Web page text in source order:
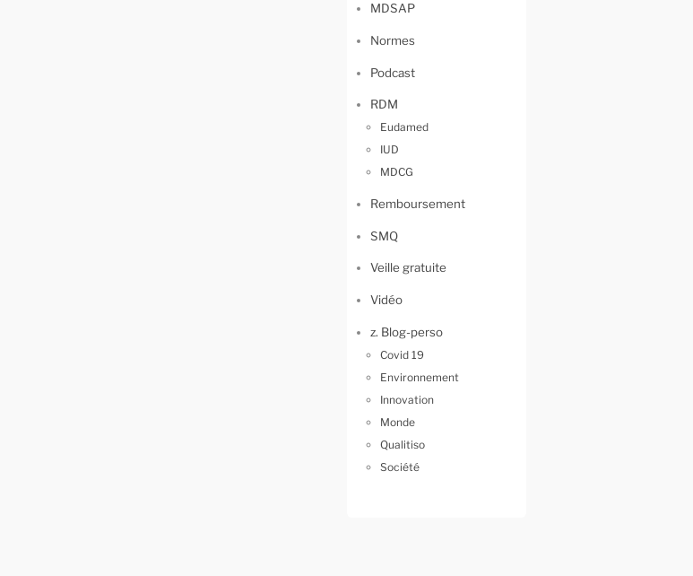
MDSAP
Normes
Podcast
RDM
Eudamed
IUD
MDCG
Remboursement
SMQ
Veille gratuite
Vidéo
z. Blog-perso
Covid 19
Environnement
Innovation
Monde
Qualitiso
Société